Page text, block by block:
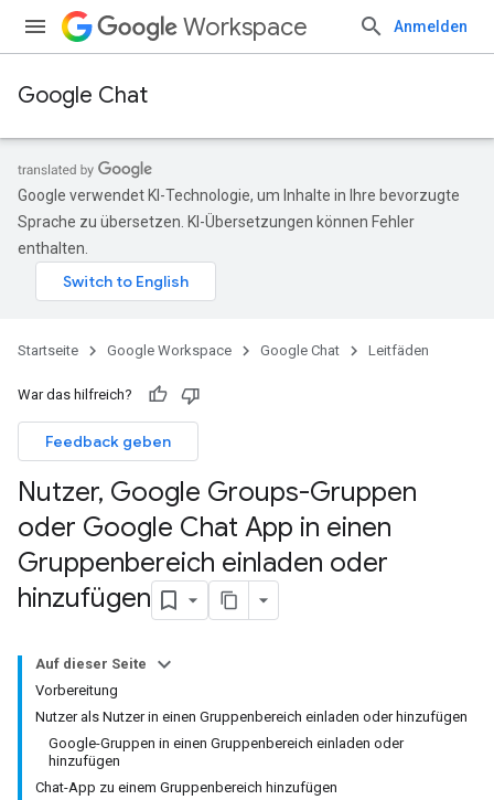
Workspace Anmelden
Google Chat
Google verwendet KI-Technologie, um Inhalte in Ihre bevorzugte
Sprache zu übersetzen. KI-Übersetzungen können Fehler
enthalten.
Startseite Google Workspace Google Chat Leitfäden
War das hilfreich?
Feedback geben
Nutzer, Google Groups-Gruppen
oder Google Chat App in einen
Gruppenbereich einladen oder
hinzufügen
Auf dieser Seite
Vorbereitung
Nutzer als Nutzer in einen Gruppenbereich einladen oder hinzufügen
Google-Gruppen in einen Gruppenbereich einladen oder
hinzufügen
Chat-App zu einem Gruppenbereich hinzufügen